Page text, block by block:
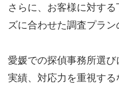
さらに、お客様に対す
ズに合わせた調査プラン
愛媛での探偵事務所選び
実績、対応力を重視する